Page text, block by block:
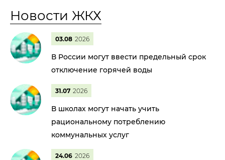
Новости ЖКХ
03.08 2026
В России могут ввести предельный срок
отключение горячей воды
31.07 2026
В школах могут начать учить
рациональному потреблению
коммунальных услуг
24.06 2026